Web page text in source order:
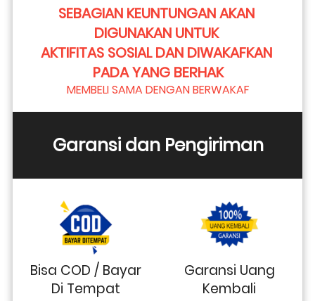
SEBAGIAN KEUNTUNGAN AKAN
DIGUNAKAN UNTUK
AKTIFITAS SOSIAL DAN DIWAKAFKAN
PADA YANG BERHAK
MEMBELI SAMA DENGAN BERWAKAF
Garansi dan Pengiriman
Bisa COD / Bayar
Di Tempat
Garansi Uang
Kembali